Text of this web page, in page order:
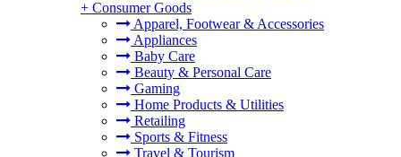
+ Consumer Goods
Apparel, Footwear & Accessories
Appliances
Baby Care
Beauty & Personal Care
Gaming
Home Products & Utilities
Retailing
Sports & Fitness
Travel & Tourism